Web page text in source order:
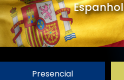
Espanhol
Presencial